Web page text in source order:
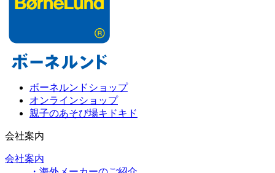
ボーネルンドショップ
オンラインショップ
親子のあそび場キドキド
会社案内
会社案内